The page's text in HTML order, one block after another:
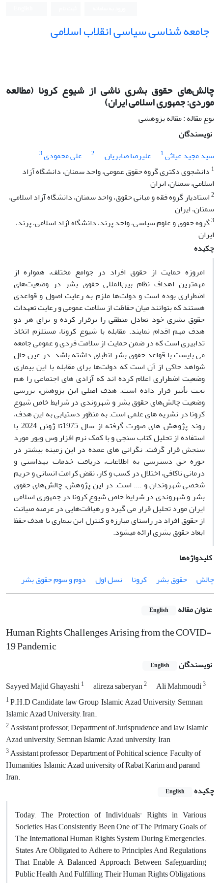
جامعه شناسی سیاسی انقلاب اسلامی
چالش‌های حقوق بشری ناشی از شیوع کرونا (مطالعه
موردی: جمهوری اسلامی ایران)
نوع مقاله : مقاله پژوهشی
نویسندگان
سید مجید غیاثی1 علیرضا صابریان 2 علی محمودی3
1 دانشجوی دکتری گروه حقوق عمومی، واحد سمنان، دانشگاه آزاد
اسلامی، سمنان، ایران
2استادیار گروه فقه و مبانی حقوق، واحد سمنان، دانشگاه آزاد اسلامی،
سمنان، ایران‌
3گروه حقوق و علوم سیاسی، واحد پرند، دانشگاه آزاد اسلامی، پرند،
ایران
چکیده
امروزه حمایت از حقوق افراد در جوامع مختلف، همواره از
مهم‏ترین اهداف نظام بین‌المللی حقوق بشر در وضعیت‌های
اضطراری بوده است و دولت‌ها ملزم به رعایت اصول و قواعدی
هستند که بتوانند میان حفاظت از سلامت ‌عمومی و رعایت تعهدات
حقوق بشری خود تعادل منطقی را برقرار کرده و برای هر دو
هدف مهم اقدام نمایند. مقابله با شیوع کرونا، مستلزم اتخاذ
تدابیری است که در ضمن حمایت از سلامت فردی و عمومی جامعه
می بایست با قواعد حقوق بشر انطباق داشته باشد. در عین حال
شواهد حاکی از آن است که دولت‌ها برای مقابله با این بیماری
وضعیت اضطراری اعلام کرده اند که آزادی های اجتماعی را هم
تحت تأثیر قرار داده است. هدف اصلی این پژوهش، بررسی
وضعیت چالش‌های حقوق بشر و شهروندی در شرایط خاص شیوع
کرونا در نشریه های علمی است. به منظور دستیابی به این هدف،
روند پژوهش های صورت گرفته از سال 1975تا ژوئن 2024 با
استفاده از تحلیل کتاب سنجی و با کمک نرم افزار وس ویور مورد
سنجش قرار گرفت. نگرانی های عمده در این زمینه بیشتر در
حوزه حق دسترسی به اطلاعات، دریافت خدمات بهداشتی و
درمانی ناکافی، اختلال در کسب و کار، نقض کرامت انسانی و حریم
شخصی شهروندان و .... است. در این پژوهش، چالش‌های حقوق
بشر و شهروندی در شرایط خاص شیوع کرونا در جمهوری اسلامی
ایران مورد تحلیل قرار می گیرد و رهیافت‌هایی در عرصه صیانت
از حقوق افراد در راستای مبارزه و کنترل این بیماری با هدف حفظ
ابعاد حقوق بشری ارائه می‏شود.
کلیدواژه‌ها
چالش
حقوق بشر کرونا نسل اول دوم و سوم حقوق بشر
عنوان مقاله English
Human Rights Challenges Arising from the COVID-
19 Pandemic
نویسندگان English
Sayyed Majid Ghayashi1 alireza saberyan2 Ali Mahmoudi3
1P.H.D Candidate, law Group, Islamic Azad University, Semnan
Islamic Azad University, Iran.
2Assistant professor, Department of Jurisprudence and law Islamic
Azad university, Semnan Islamic Azad university, Iran
3Assistant professor, Department of Pohitical science, Faculty of
Humanities, Islamic Azad university of Rabat Karim and parand,
Iran.
چکیده
English
Today, The Protection of Individuals' Rights in Various
Societies Has Consistently Been One of The Primary Goals of
The International Human Rights System During Emergencies.
States Are Obligated to Adhere to Principles And Regulations
That Enable A Balanced Approach Between Safeguarding
Public Health And Fulfilling Their Human Rights Obligations,